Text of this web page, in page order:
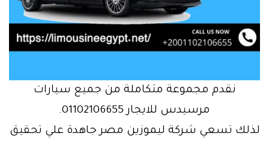
نقدم مجموعة متكاملة من جميع سيارات
مرسيدس للايجار 01102106655.
لذلك تسعي شركة ليموزين مصر جاهدة علي تحقيق